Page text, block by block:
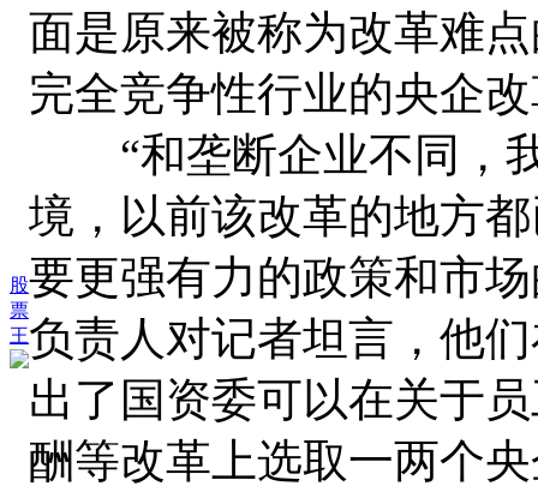
股
票
王
面是原来被称为改革难
完全竞争性行业的央企
“和垄断企业不同，我
境，以前该改革的地方
要更强有力的政策和市
负责人对记者坦言，他
出了国资委可以在关于
酬等改革上选取一两个